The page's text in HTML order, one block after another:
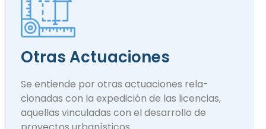
Otras Actuaciones
Se entiende por otras actuaciones rela­
cionadas con la expedición de las licencias,
aquellas vinculadas con el desarrollo de